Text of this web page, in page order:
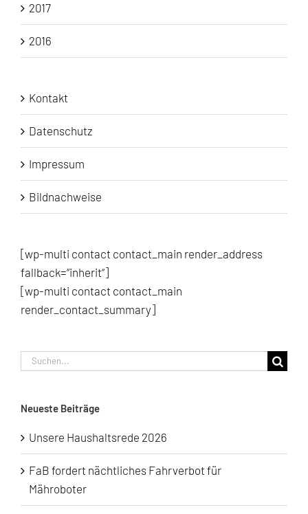
2017
2016
Kontakt
Datenschutz
Impressum
Bildnachweise
[wp-multi contact contact_main render_address
fallback=“inherit“]
[wp-multi contact contact_main
render_contact_summary]
Suche
Neueste Beiträge
Unsere Haushaltsrede 2026
FaB fordert nächtliches Fahrverbot für
Mähroboter